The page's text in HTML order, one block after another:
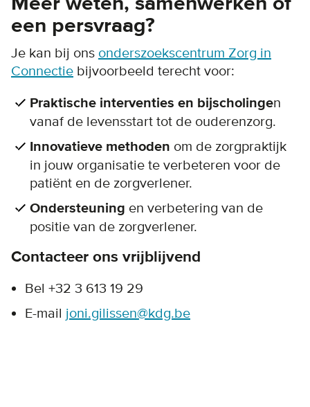
een persvraag?
Je kan bij ons onderszoekscentrum Zorg in
Connectie bijvoorbeeld terecht voor:
Praktische interventies en bijscholingen
vanaf de levensstart tot de ouderenzorg.
Innovatieve methoden om de zorgpraktijk
in jouw organisatie te verbeteren voor de
patiënt en de zorgverlener.
Ondersteuning en verbetering van de
positie van de zorgverlener.
Contacteer ons vrijblijvend
Bel +32 3 613 19 29
E-mail joni.gilissen@kdg.be